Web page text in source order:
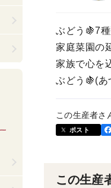
ぶどう🍇7
家庭菜園の
家族で心を
ぶどう🍇(あ
この生産者さ
ポスト
この生産